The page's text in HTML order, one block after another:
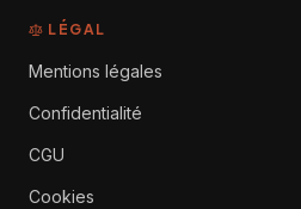
LÉGAL
Mentions légales
Confidentialité
CGU
Cookies